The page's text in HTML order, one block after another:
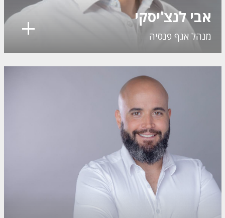
אבי לנצ'יסקי
מנהל אגף פנסיה